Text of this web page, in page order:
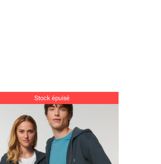
Stock épuisé